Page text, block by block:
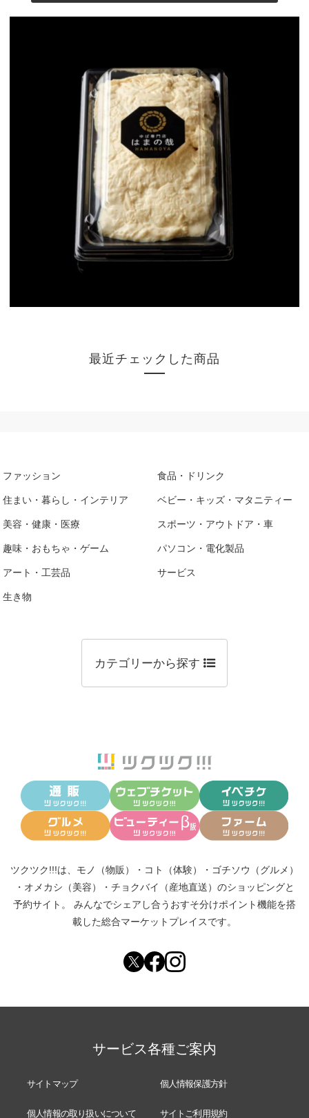
最近チェックした商品
ファッション 食品・ドリンク
住まい・暮らし・インテリア ベビー・キッズ・マタニティー
美容・健康・医療 スポーツ・アウトドア・車
趣味・おもちゃ・ゲーム パソコン・電化製品
アート・工芸品 サービス
生き物
カテゴリーから探す
ツクツク!!!は、 モノ（物販） ・ コト（体験） ・ ゴチソウ（グルメ）
・ オメカシ（美容） ・ チョクバイ（産地直送） のショッピングと
予約サイト。
みんなでシェアし合う おすそ分けポイント機能を搭
載した総合マーケットプレイスです。
サービス各種ご案内
サイトマップ 個人情報保護方針
個人情報の取り扱いについて サイトご利用規約